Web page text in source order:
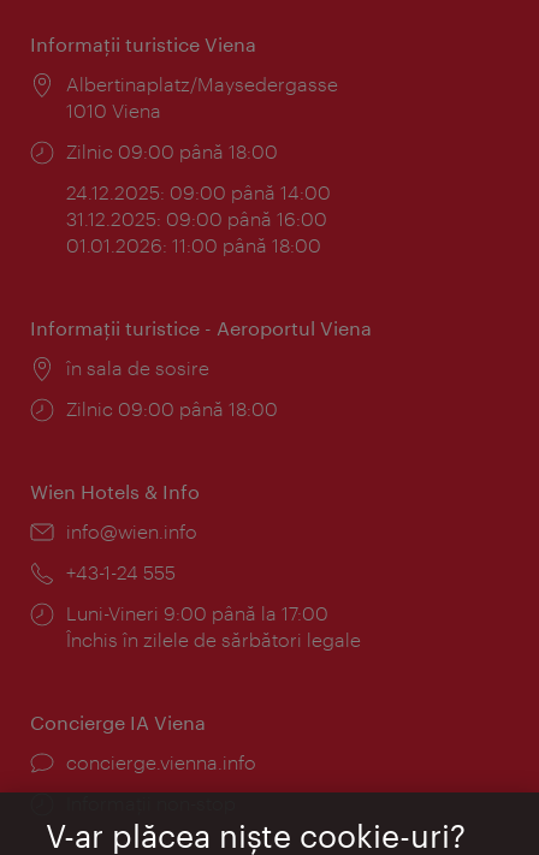
Informaţii turistice Viena
Locul:
Albertinaplatz/Maysedergasse
1010 Viena
Program:
Zilnic 09:00 până 18:00
24.12.2025: 09:00 până 14:00
31.12.2025: 09:00 până 16:00
01.01.2026: 11:00 până 18:00
Informaţii turistice - Aeroportul Viena
Locul:
în sala de sosire
Program:
Zilnic 09:00 până 18:00
Wien Hotels & Info
E-
info@wien.info
Telefon:
+43-1-24 555
Program:
Luni-Vineri 9:00 până la 17:00
Închis în zilele de sărbători legale
Concierge IA Viena
concierge.vienna.info
V-ar plăcea nişte cookie-uri?